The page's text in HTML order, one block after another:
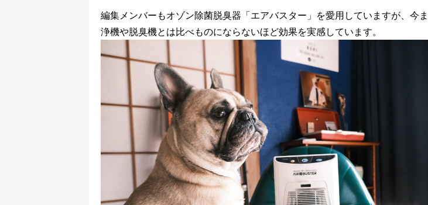
編集メンバーもオゾン除菌脱臭器「エアバスター」を愛用していますが、今
浄機や脱臭機とは比べものにならないほど効果を実感しています。